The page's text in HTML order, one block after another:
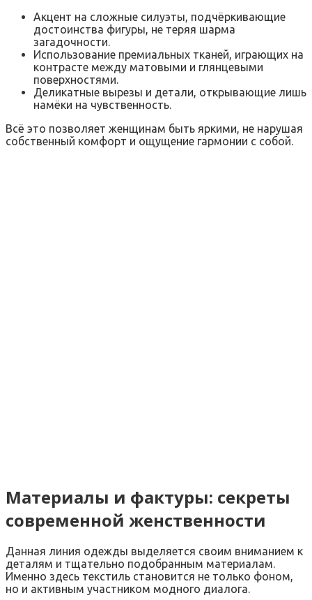
Акцент на сложные силуэты, подчёркивающие
достоинства фигуры, не теряя шарма
загадочности.
Использование премиальных тканей, играющих на
контрасте между матовыми и глянцевыми
поверхностями.
Деликатные вырезы и детали, открывающие лишь
намёки на чувственность.
Всё это позволяет женщинам быть яркими, не нарушая
собственный комфорт и ощущение гармонии с собой.
Материалы и фактуры: секреты
современной женственности
Данная линия одежды выделяется своим вниманием к
деталям и тщательно подобранным материалам.
Именно здесь текстиль становится не только фоном,
но и активным участником модного диалога.